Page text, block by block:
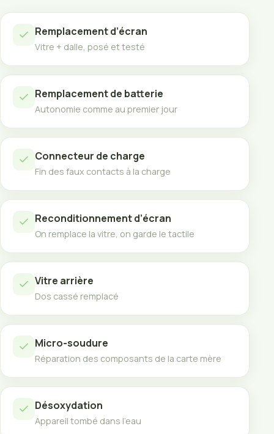
Remplacement d’écran
Vitre + dalle, posé et testé
Remplacement de batterie
Autonomie comme au premier jour
Connecteur de charge
Fin des faux contacts à la charge
Reconditionnement d’écran
On remplace la vitre, on garde le tactile
Vitre arrière
Dos cassé remplacé
Micro-soudure
Réparation des composants de la carte mère
Désoxydation
Appareil tombé dans l’eau